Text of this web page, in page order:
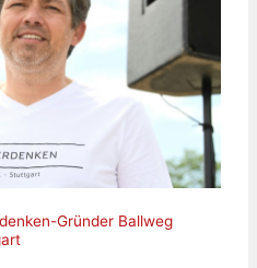
Gründer Ballweg